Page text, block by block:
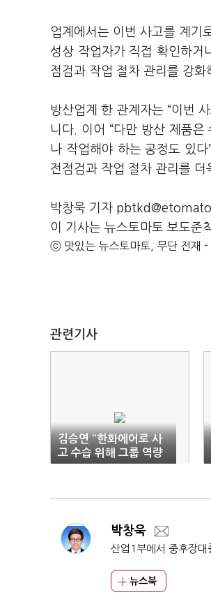
업계에서는 이번 사고를 계기
성상 작업자가 직접 확인하거
점검과 작업 절차 관리를 강화
방산업계 한 관계자는 “이번
니다. 이어 “다만 방산 제품
나 작업해야 하는 공정도 있
전점검과 작업 절차 관리를 더
박창욱 기자
이 기사는 뉴스토마토 보도준
ⓒ 맛있는 뉴스토마토, 무단 전재 -
관련기사
김승연 “한화에어로 사
고 수습 위해 그룹 역량
총동원…TF 구성”
박창욱
산업1부에서 중후장대
뉴스북